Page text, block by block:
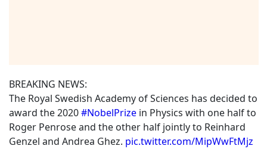
BREAKING NEWS:
The Royal Swedish Academy of Sciences has decided to
award the 2020#NobelPrizein Physics with one half to
Roger Penrose and the other half jointly to Reinhard
Genzel and Andrea Ghez. pic.twitter.com/MipWwFtMjz